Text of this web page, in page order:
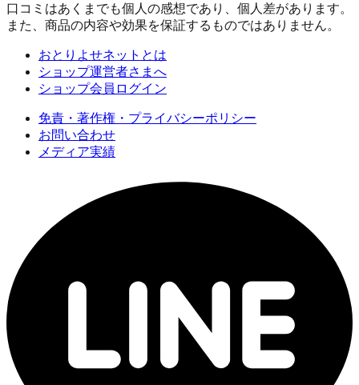
口コミはあくまでも個人の感想であり、個人差があります。
また、商品の内容や効果を保証するものではありません。
おとりよせネットとは
ショップ運営者さまへ
ショップ会員ログイン
免責・著作権・プライバシーポリシー
お問い合わせ
メディア実績